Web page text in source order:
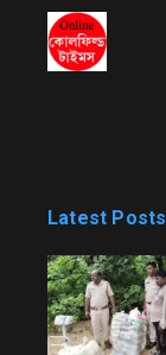
Latest Posts